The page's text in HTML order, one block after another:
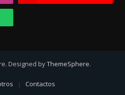
Designed byThemeSphere.
Contactos